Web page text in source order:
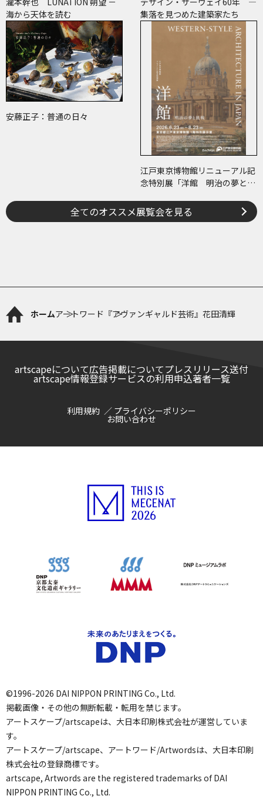
海から天体を読む
集落を見つめた建築家たち
安藤正子：普通の日々
江戸東京博物館リニューアル記
念特別展「洋館 明治の夢と挑
全てのオススメ展覧会を見る
ホームアートワード 『アヴァンギャルド芸術』花田清輝
artscapeについて広告掲載についてプレスリリース送付
artscape情報登録サービスの利用申込著者一覧
利用規約 プライバシーポリシー
お問い合わせ
©1996-2026 DAI NIPPON PRINTING Co., Ltd.
掲載画像・その他の無断転載・転用を禁じます。
アートスケープ/artscapeは、大日本印刷株式会社が運営していま
す。
アートスケープ/artscape、アートワード/Artwordsは、大日本印刷
株式会社の登録商標です。
artscape, Artwords are the registered trademarks of DAI
NIPPON PRINTING Co., Ltd.